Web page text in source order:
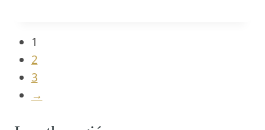
1
2
3
→